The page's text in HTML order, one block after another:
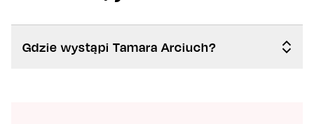
Gdzie wystąpi Tamara Arciuch?